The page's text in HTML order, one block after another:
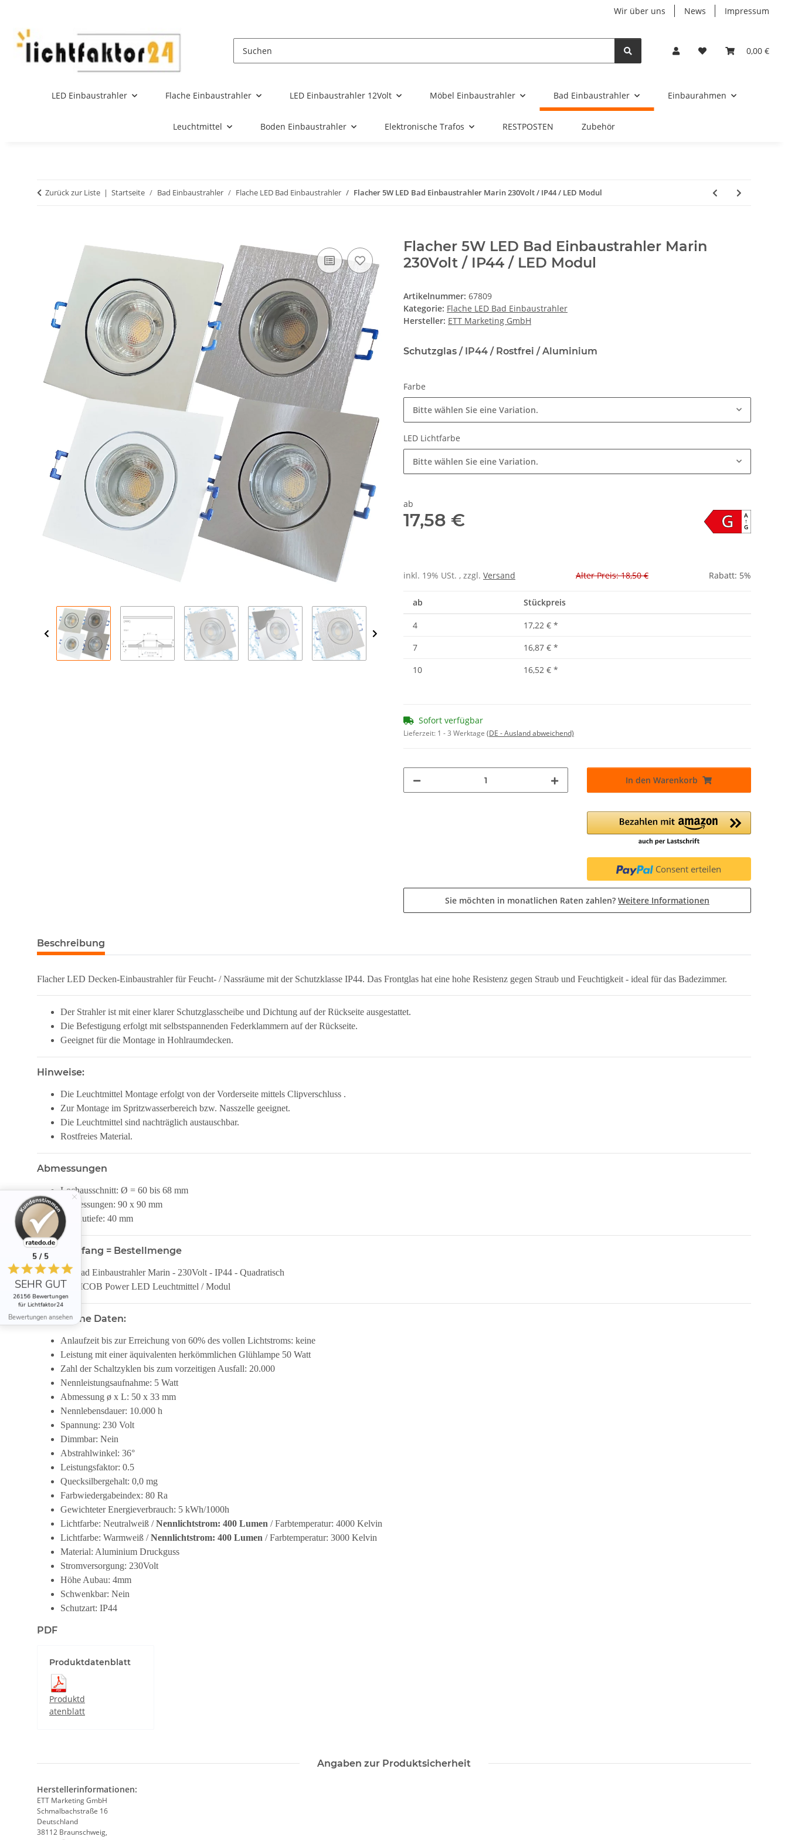
Wir über uns News Impressum
0,00 €
LED Einbaustrahler Flache Einbaustrahler LED Einbaustrahler 12Volt Möbel Einbaustrahler Bad Einbaustrahler Einbaurahmen
Leuchtmittel Boden Einbaustrahler Elektronische Trafos RESTPOSTEN Zubehör
Zurück zur Liste Startseite Bad Einbaustrahler Flache LED Bad Einbaustrahler Flacher 5W LED Bad Einbaustrahler Marin 230Volt / IP44 / LED Modul
Flacher 5W LED Bad Einbaustrahler Marin
230Volt / IP44 / LED Modul
Artikelnummer: 67809
Kategorie: Flache LED Bad Einbaustrahler
Hersteller: ETT Marketing GmbH
Schutzglas / IP44 / Rostfrei / Aluminium
Farbe
Bitte wählen Sie eine Variation.
LED Lichtfarbe
Bitte wählen Sie eine Variation.
ab
17,58 € A
↑
G
G
inkl. 19% USt. , zzgl. Versand Alter Preis: 18,50 € Rabatt: 5%
ab Stückpreis
4 17,22 € *
7
16,87 € *
10
16,52 € *
Sofort verfügbar
Lieferzeit: 1 - 3 Werktage (DE - Ausland abweichend)
In den Warenkorb
Consent erteilen
Sie möchten in monatlichen Raten zahlen? Weitere Informationen
Beschreibung
Flacher LED Decken-Einbaustrahler für Feucht- / Nassräume mit der Schutzklasse IP44. Das Frontglas hat eine hohe Resistenz gegen Straub und Feuchtigkeit - ideal für das Badezimmer.
Der Strahler ist mit einer klarer Schutzglasscheibe und Dichtung auf der Rückseite ausgestattet.
Die Befestigung erfolgt mit selbstspannenden Federklammern auf der Rückseite.
Geeignet für die Montage in Hohlraumdecken.
Hinweise:
Die Leuchtmittel Montage erfolgt von der Vorderseite mittels Clipverschluss .
Zur Montage im Spritzwasserbereich bzw. Nasszelle geeignet.
Die Leuchtmittel sind nachträglich austauschbar.
Rostfreies Material.
Abmessungen
Lochausschnitt: Ø = 60 bis 68 mm
Abmessungen: 90 x 90 mm
Einbautiefe: 40 mm
Lieferumfang = Bestellmenge
1 x Bad Einbaustrahler Marin - 230Volt - IP44 - Quadratisch
1 x MCOB Power LED Leuchtmittel / Modul
Technische Daten:
Anlaufzeit bis zur Erreichung von 60% des vollen Lichtstroms: keine
Leistung mit einer äquivalenten herkömmlichen Glühlampe 50 Watt
Zahl der Schaltzyklen bis zum vorzeitigen Ausfall: 20.000
Nennleistungsaufnahme: 5 Watt
Abmessung ø x L: 50 x 33 mm
Nennlebensdauer: 10.000 h
Spannung: 230 Volt
Dimmbar: Nein
Abstrahlwinkel: 36°
Leistungsfaktor: 0.5
Quecksilbergehalt: 0,0 mg
Farbwiedergabeindex: 80 Ra
Gewichteter Energieverbrauch: 5 kWh/1000h
Lichtfarbe: Neutralweiß /Nennlichtstrom: 400 Lumen / Farbtemperatur: 4000 Kelvin
Lichtfarbe: Warmweiß /Nennlichtstrom: 400 Lumen / Farbtemperatur: 3000 Kelvin
Material: Aluminium Druckguss
Stromversorgung: 230Volt
Höhe Aubau: 4mm
Schwenkbar: Nein
Schutzart: IP44
PDF
Produktdatenblatt
Produktd
atenblatt
Angaben zur Produktsicherheit
Herstellerinformationen:
ETT Marketing GmbH
Schmalbachstraße 16
Deutschland
38112 Braunschweig,
5 / 5
SEHR GUT
26156 Bewertungen
für Lichtfaktor24
Bewertungen ansehen